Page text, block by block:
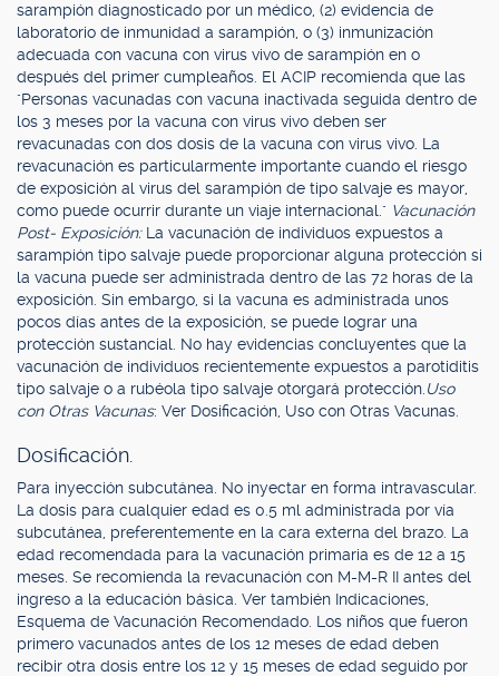
sarampión diagnosticado por un médico, (2) evidencia de
laboratorio de inmunidad a sarampión, o (3) inmunización
adecuada con vacuna con virus vivo de sarampión en o
después del primer cumpleaños. El ACIP recomienda que las
"Personas vacunadas con vacuna inactivada seguida dentro de
los 3 meses por la vacuna con virus vivo deben ser
revacunadas con dos dosis de la vacuna con virus vivo. La
revacunación es particularmente importante cuando el riesgo
de exposición al virus del sarampión de tipo salvaje es mayor,
como puede ocurrir durante un viaje internacional." Vacunación
Post- Exposición: La vacunación de individuos expuestos a
sarampión tipo salvaje puede proporcionar alguna protección si
la vacuna puede ser administrada dentro de las 72 horas de la
exposición. Sin embargo, si la vacuna es administrada unos
pocos días antes de la exposición, se puede lograr una
protección sustancial. No hay evidencias concluyentes que la
vacunación de individuos recientemente expuestos a parotiditis
tipo salvaje o a rubéola tipo salvaje otorgará protección. Uso
con Otras Vacunas: Ver Dosificación, Uso con Otras Vacunas.
Dosificación.
Para inyección subcutánea. No inyectar en forma intravascular.
La dosis para cualquier edad es 0.5 ml administrada por vía
subcutánea, preferentemente en la cara externa del brazo. La
edad recomendada para la vacunación primaria es de 12 a 15
meses. Se recomienda la revacunación con M-M-R II antes del
ingreso a la educación básica. Ver también Indicaciones,
Esquema de Vacunación Recomendado. Los niños que fueron
primero vacunados antes de los 12 meses de edad deben
recibir otra dosis entre los 12 y 15 meses de edad seguido por